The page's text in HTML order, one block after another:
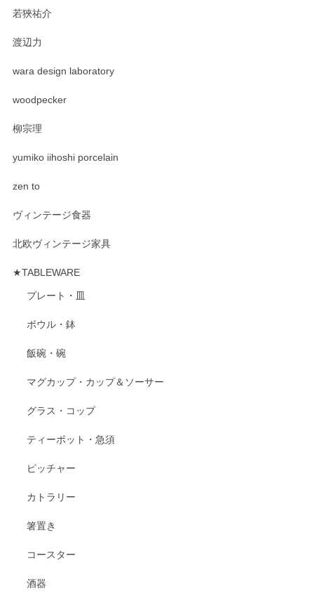
若狹祐介
渡辺力
wara design laboratory
woodpecker
柳宗理
yumiko iihoshi porcelain
zen to
ヴィンテージ食器
北欧ヴィンテージ家具
★TABLEWARE
プレート・皿
ボウル・鉢
飯碗・碗
マグカップ・カップ＆ソーサー
グラス・コップ
ティーポット・急須
ピッチャー
カトラリー
箸置き
コースター
酒器